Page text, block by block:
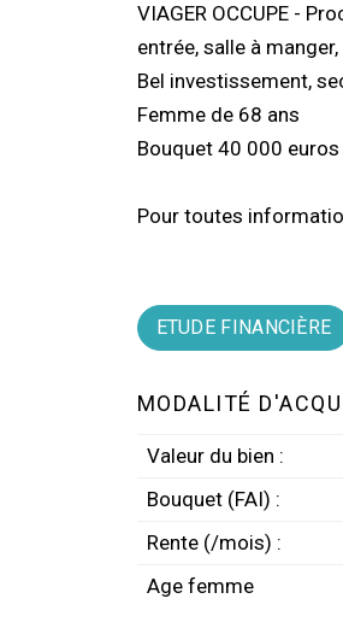
VIAGER OCCUPE -
entrée, salle à
Bel investissement,
Femme de 68 ans
Bouquet 40 000
Pour toutes
ETUDE FINANCIÈRE
MODALITÉ
Valeur du bien :
Bouquet (FAI) :
Rente (/mois) :
Age femme